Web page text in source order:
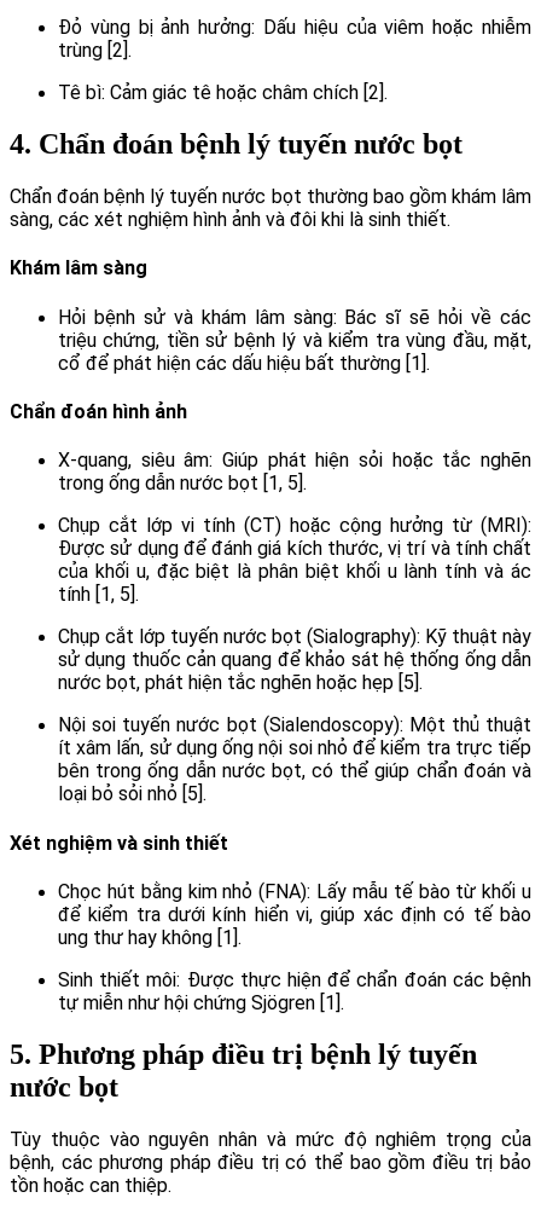
Đỏ vùng bị ảnh hưởng: Dấu hiệu của viêm hoặc nhiễm
trùng [2].
Tê bì: Cảm giác tê hoặc châm chích [2].
4. Chẩn đoán bệnh lý tuyến nước bọt
Chẩn đoán bệnh lý tuyến nước bọt thường bao gồm khám lâm
sàng, các xét nghiệm hình ảnh và đôi khi là sinh thiết.
Khám lâm sàng
Hỏi bệnh sử và khám lâm sàng: Bác sĩ sẽ hỏi về các
triệu chứng, tiền sử bệnh lý và kiểm tra vùng đầu, mặt,
cổ để phát hiện các dấu hiệu bất thường [1].
Chẩn đoán hình ảnh
X-quang, siêu âm: Giúp phát hiện sỏi hoặc tắc nghẽn
trong ống dẫn nước bọt [1, 5].
Chụp cắt lớp vi tính (CT) hoặc cộng hưởng từ (MRI):
Được sử dụng để đánh giá kích thước, vị trí và tính chất
của khối u, đặc biệt là phân biệt khối u lành tính và ác
tính [1, 5].
Chụp cắt lớp tuyến nước bọt (Sialography): Kỹ thuật này
sử dụng thuốc cản quang để khảo sát hệ thống ống dẫn
nước bọt, phát hiện tắc nghẽn hoặc hẹp [5].
Nội soi tuyến nước bọt (Sialendoscopy): Một thủ thuật
ít xâm lấn, sử dụng ống nội soi nhỏ để kiểm tra trực tiếp
bên trong ống dẫn nước bọt, có thể giúp chẩn đoán và
loại bỏ sỏi nhỏ [5].
Xét nghiệm và sinh thiết
Chọc hút bằng kim nhỏ (FNA): Lấy mẫu tế bào từ khối u
để kiểm tra dưới kính hiển vi, giúp xác định có tế bào
ung thư hay không [1].
Sinh thiết môi: Được thực hiện để chẩn đoán các bệnh
tự miễn như hội chứng Sjögren [1].
5. Phương pháp điều trị bệnh lý tuyến
nước bọt
Tùy thuộc vào nguyên nhân và mức độ nghiêm trọng của
bệnh, các phương pháp điều trị có thể bao gồm điều trị bảo
tồn hoặc can thiệp.